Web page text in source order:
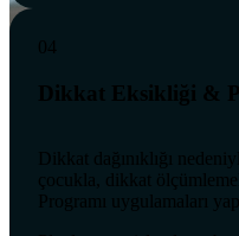
04
Dikkat Eksikliği &
Dikkat dağınıklığı
çocukla, dikkat
Programı uygulamaları